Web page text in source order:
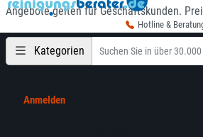
Angebote gelten für Geschäftskunden.
Hotline &
Kategorien
Anmelden